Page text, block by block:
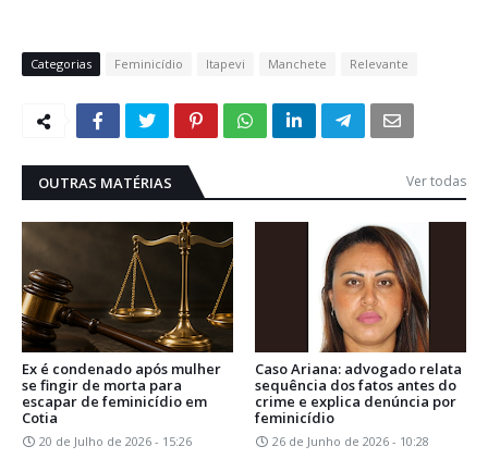
Categorias Feminicídio Itapevi Manchete Relevante
OUTRAS MATÉRIAS Ver todas
Ex é condenado após mulher
se fingir de morta para
escapar de feminicídio em
Cotia
20 de Julho de 2026 - 15:26
Caso Ariana: advogado relata
sequência dos fatos antes do
crime e explica denúncia por
feminicídio
26 de Junho de 2026 - 10:28